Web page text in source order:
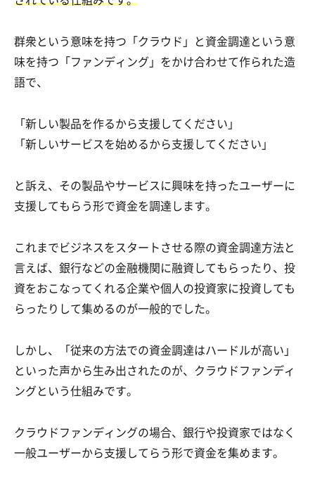
群衆という意味を持つ「クラウド」と資金調達という意
味を持つ「ファンディング」をかけ合わせて作られた造
語で、
「新しい製品を作るから支援してください」
「新しいサービスを始めるから支援してください」
と訴え、その製品やサービスに興味を持ったユーザーに
支援してもらう形で資金を調達します。
これまでビジネスをスタートさせる際の資金調達方法と
言えば、銀行などの金融機関に融資してもらったり、投
資をおこなってくれる企業や個人の投資家に投資しても
らったりして集めるのが一般的でした。
しかし、「従来の方法での資金調達はハードルが高い」
といった声から生み出されたのが、クラウドファンディ
ングという仕組みです。
クラウドファンディングの場合、銀行や投資家ではなく
一般ユーザーから支援してらう形で資金を集めます。